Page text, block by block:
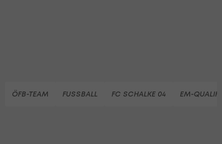
ÖFB-TEAM FUSSBALL FC SCHALKE 04 EM-